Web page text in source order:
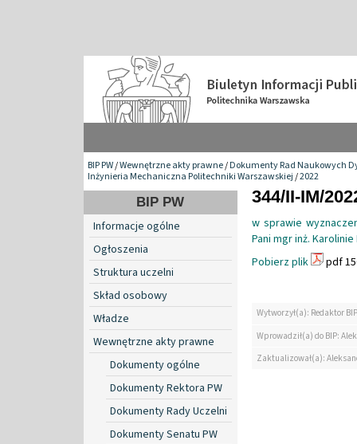
BIP PW/Wewnętrzne akty prawne/Dokumenty Rad Naukowych
Inżynieria Mechaniczna Politechniki Warszawskiej/2022
BIP PW
Informacje ogólne
Ogłoszenia
Struktura uczelni
Skład osobowy
Władze
Wewnętrzne akty prawne
Dokumenty ogólne
Dokumenty Rektora PW
Dokumenty Rady Uczelni
Dokumenty Senatu PW
344/II-IM/
w sprawie
Pani mgr inż.
Pobierz plik
pdf
Wytworzył(a): Redaktor BIP
Wprowadził(a) do BIP:
Zaktualizował(a):